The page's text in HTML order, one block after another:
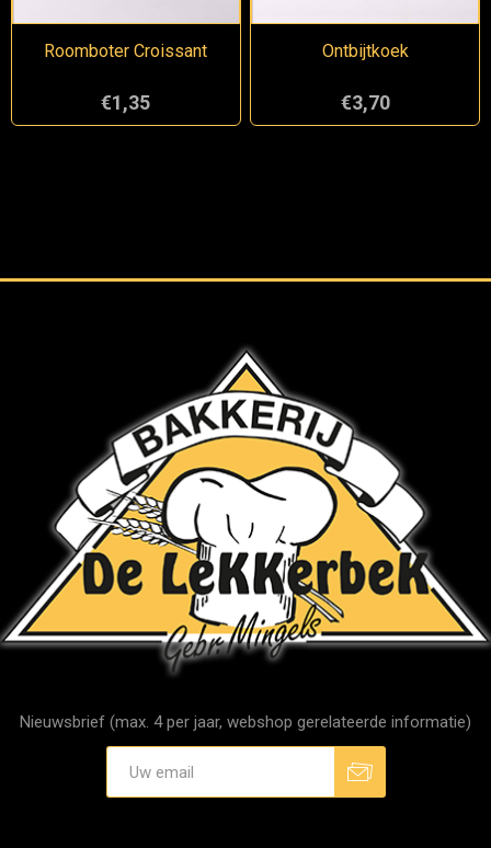
Roomboter Croissant
€1,35
Ontbijtkoek
€3,70
Nieuwsbrief (max. 4 per jaar, webshop gerelateerde informatie)